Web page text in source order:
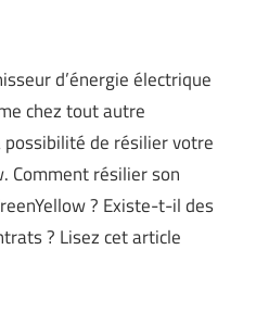
d’énergie électrique
chez tout autre
de résilier votre
Comment résilier son
? Existe-t-il des
? Lisez cet article